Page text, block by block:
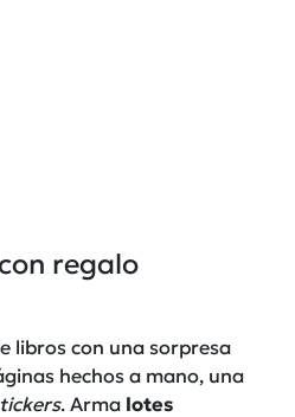
regalo
libros con una sorpresa
hechos a mano, una
. Arma lotes